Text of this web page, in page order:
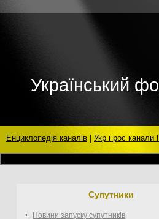
Український
Енциклопедія каналів Укр і рос канали
Супутники
Новини запуску супутників